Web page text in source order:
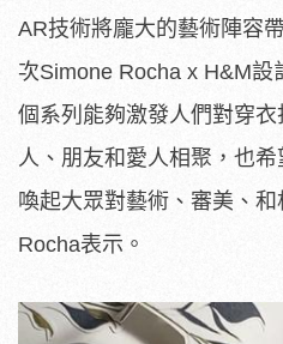
AR技術將龐大的藝術陣容
次Simone Rocha x H&M設
個系列能夠激發人們對穿
人、朋友和愛人相聚，也
喚起大眾對藝術、審美、
Rocha表示。